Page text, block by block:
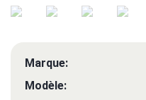
Marque:
Modèle: